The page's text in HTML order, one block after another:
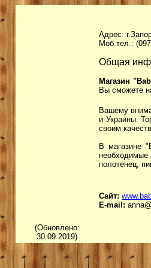
Адрес:
Моб.тел.:
Общая
Магазин
Вы сможете
Вашему
и Украины.
своим
В магазине
необходимые
полотенец,
Сайт:
E-mail:
(Обновлено:
30.09.2019)